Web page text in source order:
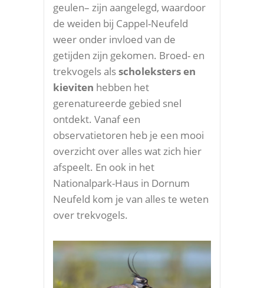
geulen– zijn aangelegd, waardoor
de weiden bij Cappel-Neufeld
weer onder invloed van de
getijden zijn gekomen. Broed- en
trekvogels alsscholeksters en
kieviten hebben het
gerenatureerde gebied snel
ontdekt. Vanaf een
observatietoren heb je een mooi
overzicht over alles wat zich hier
afspeelt. En ook in het
Nationalpark-Haus in Dornum
Neufeld kom je van alles te weten
over trekvogels.